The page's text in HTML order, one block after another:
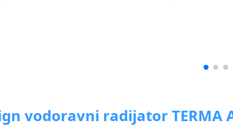
vodoravni radijator TERMA